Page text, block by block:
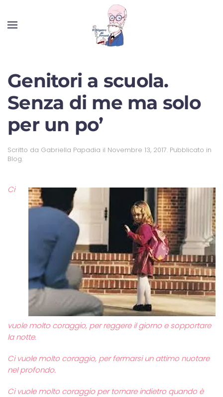
Genitori a scuola.
Senza di me ma solo
per un po’
Scritto da Gabriella Papadia il Novembre 13, 2017. Pubblicato in
Blog.
Ci
vuole molto coraggio, per reggere il giorno e sopportare
la notte.
Ci vuole molto coraggio, per fermarsi un attimo nuotare
nel profondo.
Ci vuole molto coraggio per tornare indietro quando è